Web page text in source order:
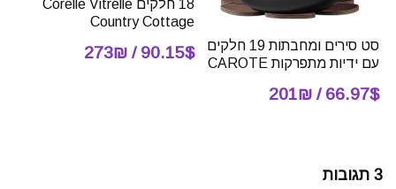
סט סירים ומחבתות 19 חלקים
עם ידיות מתפרקות CAROTE
66.97$ / 201₪
18 חלקים Corelle Vitrelle
Country Cottage
90.15$ / 273₪
3 תגובות